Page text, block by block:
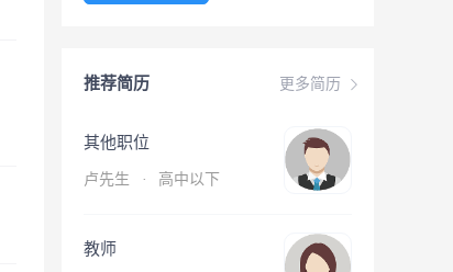
更多简历
推荐简历
其他职位
卢先生 · 高中以下
教师